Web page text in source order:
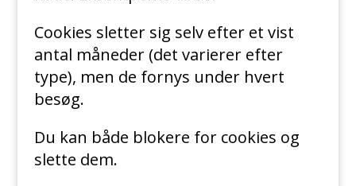
Cookies sletter sig selv efter et vist
antal måneder (det varierer efter
type), men de fornys under hvert
besøg.
Du kan både blokere for cookies og
slette dem.